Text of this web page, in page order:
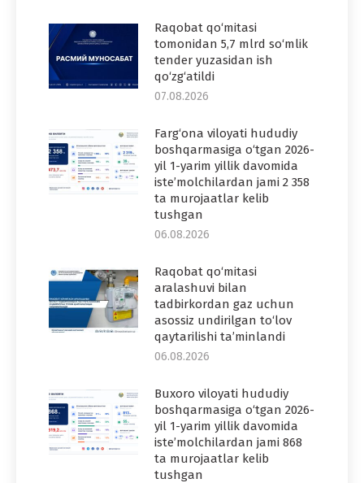
Raqobat qo‘mitasi
tomonidan 5,7 mlrd so‘mlik
tender yuzasidan ish
qo‘zg‘atildi
07.08.2026
Farg‘ona viloyati hududiy
boshqarmasiga o‘tgan 2026-
yil 1-yarim yillik davomida
iste’molchilardan jami 2 358
ta murojaatlar kelib
tushgan
06.08.2026
Raqobat qo‘mitasi
aralashuvi bilan
tadbirkordan gaz uchun
asossiz undirilgan to‘lov
qaytarilishi ta’minlandi
06.08.2026
Buxoro viloyati hududiy
boshqarmasiga o‘tgan 2026-
yil 1-yarim yillik davomida
iste’molchilardan jami 868
ta murojaatlar kelib
tushgan